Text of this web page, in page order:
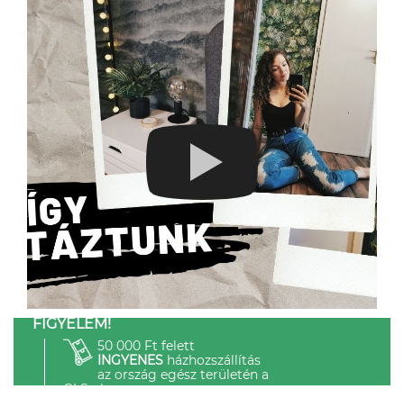
FIGYELEM!
50 000 Ft felett
INGYENESházhozszállítás
az ország egész területén a
GLS-el.